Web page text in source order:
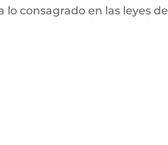
consagrado en las leyes de